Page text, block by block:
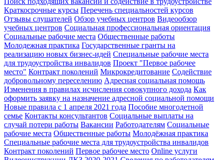
Краткосрочные курсы Перечень специальностей курсов
Отзывы слушателей Обзор учебных центров Видеообзор
учебных центров Социальная профессиональная ориентация
Социальные рабочие места Общественные работы
Молодежная практика Государственные гранты на
реализацию новых бизнес-идей Специальные рабочие места
для трудоустройства инвалидов Проект "Первое рабочее
место" Контракт поколений Микрокредитование Содействие
добровольному переселению Адресная социальная помощь
Изменения в правилах исчисления совокупного дохода Как
оформить заявку на назначение адресной социальной помощи
Новые правила с 1 апреля 2021 года Пособие многодетной
семье Контакты консультантов Социальные выплаты на
случай потери работы Вакансии Работодателям Социальные
рабочие места Общественные работы Молодёжная практика
Специальные рабочие места для трудоустройства инвалидов
Контракт поколений Первое рабочее место Online услуги